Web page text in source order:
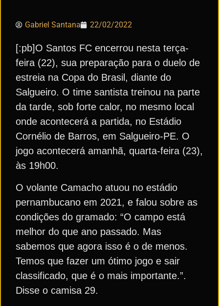
Gabriel Santana 22/02/2022
[:pb]O Santos FC encerrou nesta terça-
feira (22), sua preparação para o duelo de
estreia na Copa do Brasil, diante do
Salgueiro. O time santista treinou na parte
da tarde, sob forte calor, no mesmo local
onde acontecerá a partida, no Estádio
Cornélio de Barros, em Salgueiro-PE. O
jogo acontecerá amanhã, quarta-feira (23),
às 19h00.
O volante Camacho atuou no estádio
pernambucano em 2021, e falou sobre as
condições do gramado: “O campo está
melhor do que ano passado. Mas
sabemos que agora isso é o de menos.
Temos que fazer um ótimo jogo e sair
classificado, que é o mais importante.”.
Disse o camisa 29.